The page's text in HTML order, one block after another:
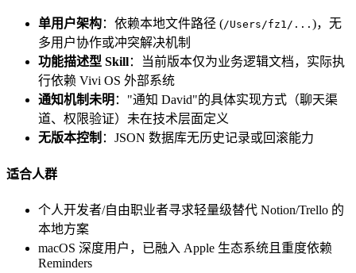
单用户架构：依赖本地文件路径 (/Users/fz1/... )，无
多用户协作或冲突解决机制
功能描述型 Skill：当前版本仅为业务逻辑文档，实际执
行依赖 Vivi OS 外部系统
通知机制未明 ："通知 David"的具体实现方式（聊天渠
道、权限验证）未在技术层面定义
无版本控制 ：JSON 数据库无历史记录或回滚能力
适合人群
个人开发者/自由职业者寻求轻量级替代 Notion/Trello 的
本地方案
macOS 深度用户，已融入 Apple 生态系统且重度依赖
Reminders